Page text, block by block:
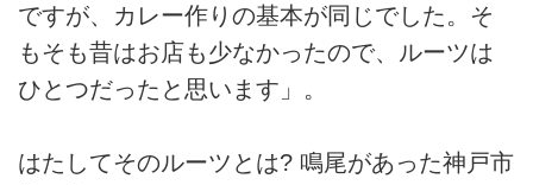
ですが、カレー作りの基本が同じでした。そ
もそも昔はお店も少なかったので、ルーツは
ひとつだったと思います」。
はたしてそのルーツとは? 鳴尾があった神戸市